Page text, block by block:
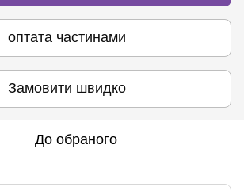
оптата частинами
Замовити швидко
До обраного